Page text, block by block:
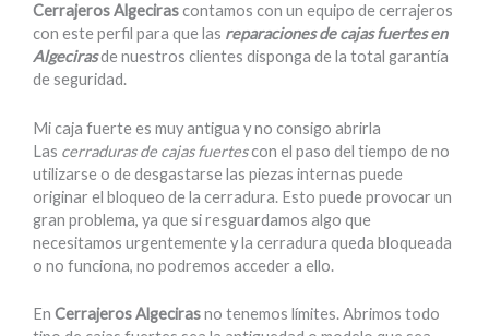
Cerrajeros Algecirascontamos con un equipo de cerrajeros
con este perfil para que las reparaciones de cajas fuertes en
Algecirasde nuestros clientes disponga de la total garantía
de seguridad.
Mi caja fuerte es muy antigua y no consigo abrirla
Las cerraduras de cajas fuertescon el paso del tiempo de no
utilizarse o de desgastarse las piezas internas puede
originar el bloqueo de la cerradura. Esto puede provocar un
gran problema, ya que si resguardamos algo que
necesitamos urgentemente y la cerradura queda bloqueada
o no funciona, no podremos acceder a ello.
En Cerrajeros Algecirasno tenemos límites. Abrimos todo